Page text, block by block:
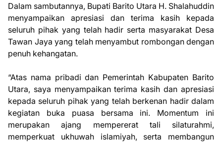
Dalam sambutannya, Bupati Barito Utara H. Shalahuddin
menyampaikan apresiasi dan terima kasih kepada
seluruh pihak yang telah hadir serta masyarakat Desa
Tawan Jaya yang telah menyambut rombongan dengan
penuh kehangatan.
“Atas nama pribadi dan Pemerintah Kabupaten Barito
Utara, saya menyampaikan terima kasih dan apresiasi
kepada seluruh pihak yang telah berkenan hadir dalam
kegiatan buka puasa bersama ini. Momentum ini
merupakan ajang mempererat tali silaturahmi,
memperkuat ukhuwah islamiyah, serta membangun